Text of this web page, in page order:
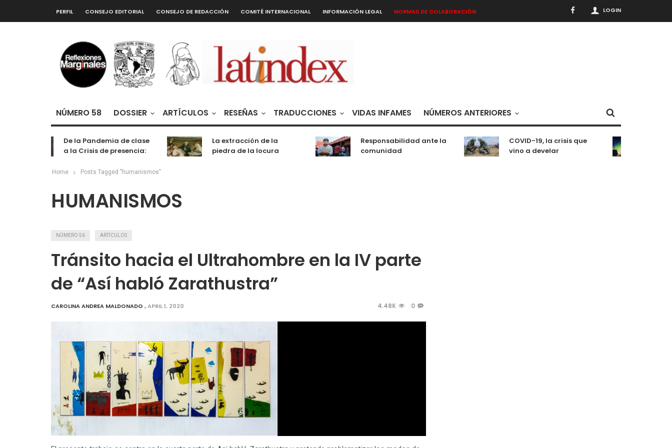
LOGIN
PERFIL CONSEJO EDITORIAL CONSEJO DE REDACCIÓN COMITÉ INTERNACIONAL INFORMACIÓN LEGAL NORMAS DE COLABORACIÓN
NÚMERO 58 DOSSIER ARTÍCULOS RESEÑAS TRADUCCIONES VIDAS INFAMES NÚMEROS ANTERIORES
De la Pandemia de clase
a la Crisis de presencia:
entretenimiento
La extracción de la
piedra de la locura
Responsabilidad ante la
comunidad
COVID-19, la crisis que
vino a develar
Home Posts Tagged "humanismos"
HUMANISMOS
NÚMERO 56 ARTÍCULOS
Tránsito hacia el Ultrahombre en la IV parte
de “Así habló Zarathustra”
CAROLINA ANDREA MALDONADO ,APRIL 1, 2020 4.48K 0